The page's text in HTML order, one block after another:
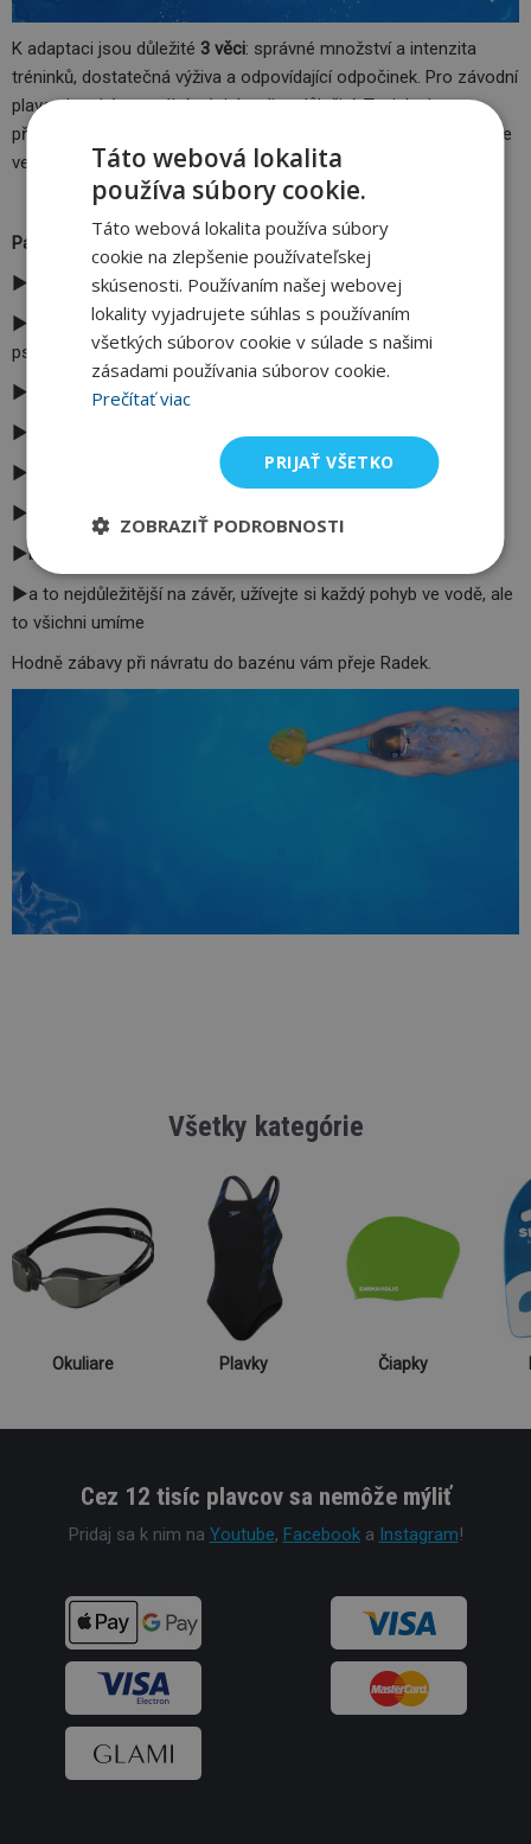
K adaptaci jsou důležité 3 věci: správné množství a intenzita
tréninků, dostatečná výživa a odpovídající odpočinek. Pro závodní
plavce je také mentální trénink velice důležitý. To, jak plavec
přemýšlí, určuje jeho výkonnost.
, tak ji využijte
ve svůj prospěch.
Pár rad na závěr
►psychika je velice důležitá, věřte si
►na začátku je důležité vyrovnané úsilí – každý trénink stejné
psychické i fyzické úsilí
►důležité je vnímat naše tělo
►nezapomínejte před tréninkem na rozehřátí
►dopřejte tělu regeneraci
►mějte pozitivní přístup
►buďte silní a trpěliví
►a to nejdůležitější na závěr, užívejte si každý pohyb ve vodě, ale
to všichni umíme
Hodně zábavy při návratu do bazénu vám přeje Radek.
Všetky kategórie
Okuliare Plavky Čiapky
Cez 12 tisíc plavcov sa nemôže mýliť
Pridaj sa k nim na Youtube, Facebooka Instagram!
Táto webová lokalita
používa súbory cookie.
Táto webová lokalita používa súbory
cookie na zlepšenie používateľskej
skúsenosti. Používaním našej webovej
lokality vyjadrujete súhlas s používaním
všetkých súborov cookie v súlade s našimi
zásadami používania súborov cookie.
Prečítať viac
PRIJAŤ VŠETKO
ZOBRAZIŤ PODROBNOSTI